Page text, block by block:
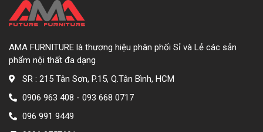
AMA FURNITURE là thương hiệu phân phối Sỉ và Lẻ các sản
phẩm nội thất đa dạng
SR : 215 Tân Sơn, P.15, Q.Tân Bình, HCM
0906 963 408 - 093 668 0717
096 991 9449